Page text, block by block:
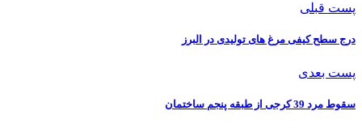
پست قبلی
درج سطح کیفی مرغ های تولیدی در البرز
پست بعدی
️سقوط مرد 39 کرجی از طبقه پنجم ساختمان